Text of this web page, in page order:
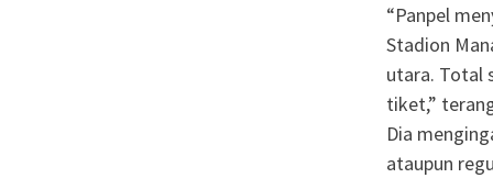
“Panpel
Stadion
utara. Total
tiket,”
Dia
ataupun